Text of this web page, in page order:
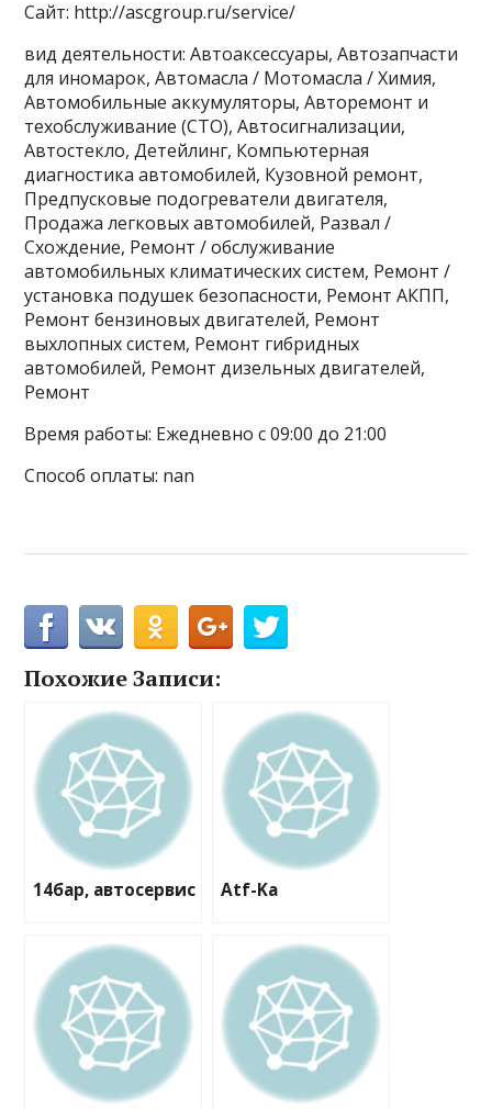
Сайт: http://ascgroup.ru/service/
вид деятельности: Автоаксессуары, Автозапчасти
для иномарок, Автомасла / Мотомасла / Химия,
Автомобильные аккумуляторы, Авторемонт и
техобслуживание (СТО), Автосигнализации,
Автостекло, Детейлинг, Компьютерная
диагностика автомобилей, Кузовной ремонт,
Предпусковые подогреватели двигателя,
Продажа легковых автомобилей, Развал /
Схождение, Ремонт / обслуживание
автомобильных климатических систем, Ремонт /
установка подушек безопасности, Ремонт АКПП,
Ремонт бензиновых двигателей, Ремонт
выхлопных систем, Ремонт гибридных
автомобилей, Ремонт дизельных двигателей,
Ремонт
Время работы: Ежедневно с 09:00 до 21:00
Способ оплаты: nan
Похожие Записи:
14бар, автосервис Atf-Ka